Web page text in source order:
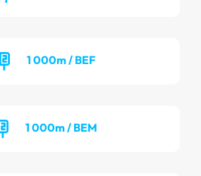
1 000m / BEF
1 000m / BEM